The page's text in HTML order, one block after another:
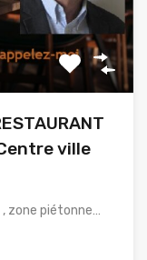
ville
, zone piétonne…